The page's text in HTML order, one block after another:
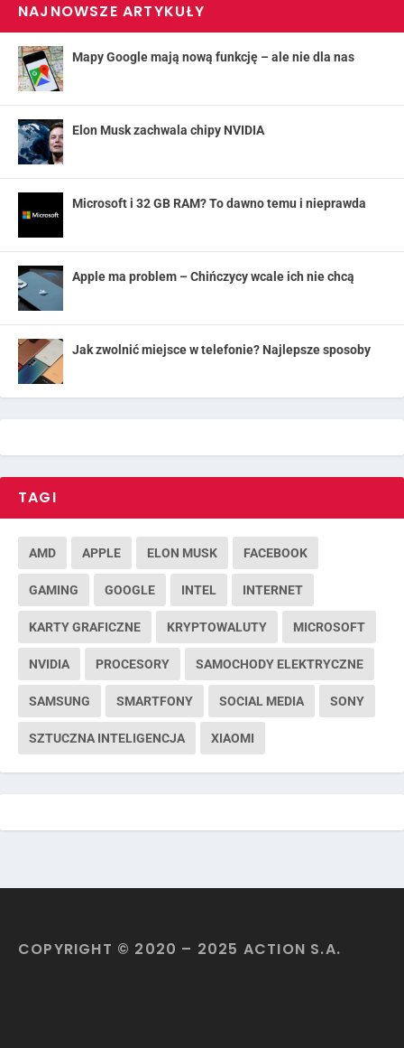
NAJNOWSZE ARTYKUŁY
Mapy Google mają nową funkcję – ale nie dla nas
Elon Musk zachwala chipy NVIDIA
Microsoft i 32 GB RAM? To dawno temu i nieprawda
Apple ma problem – Chińczycy wcale ich nie chcą
Jak zwolnić miejsce w telefonie? Najlepsze sposoby
TAGI
AMD APPLE ELON MUSK FACEBOOK
GAMING GOOGLE INTEL INTERNET
KARTY GRAFICZNE KRYPTOWALUTY MICROSOFT
NVIDIA PROCESORY SAMOCHODY ELEKTRYCZNE
SAMSUNG SMARTFONY SOCIAL MEDIA SONY
SZTUCZNA INTELIGENCJA XIAOMI
COPYRIGHT © 2020 – 2025 ACTION S.A.